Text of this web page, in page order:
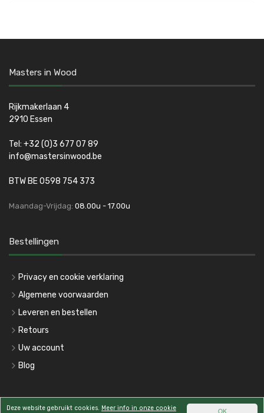
OK
Deze website gebruikt cookies. Meer info in onze cookie
Masters in Wood
Rijkmakerlaan 4
2910 Essen
Tel: +32 (0)3 677 07 89
info@mastersinwood.be
BTW BE 0598 754 373
Maandag-Vrijdag: 08.00u - 17.00u
Bestellingen
Privacy en cookie verklaring
Algemene voorwaarden
Leveren en bestellen
Retours
Uw account
Blog
koen michielsen webdesign